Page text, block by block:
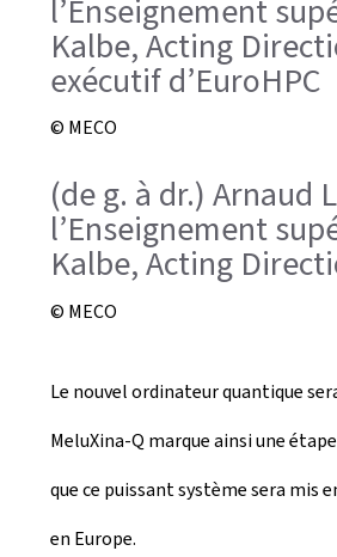
l’Enseignement
Kalbe, Acting
exécutif d’EuroHPC
© MECO
(de g. à dr.) Arnaud
l’Enseignement
Kalbe, Acting
© MECO
Le nouvel ordinateur quantique
MeluXina-Q marque ainsi une
que ce puissant système sera mis
en Europe.